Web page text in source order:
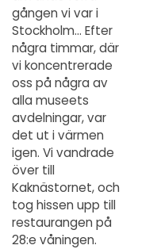
gången vi var i
Stockholm… Efter
några timmar, där
vi koncentrerade
oss på några av
alla museets
avdelningar, var
det ut i värmen
igen. Vi vandrade
över till
Kaknästornet, och
tog hissen upp till
restaurangen på
28:e våningen.